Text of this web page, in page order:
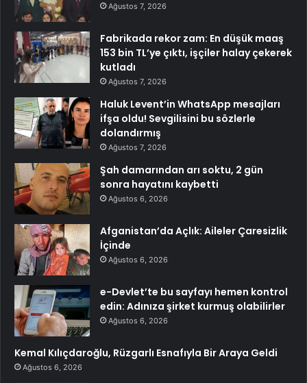
Ağustos 7, 2026
Fabrikada rekor zam: En düşük maaş
153 bin TL’ye çıktı, işçiler halay çekerek
kutladı
Ağustos 7, 2026
Haluk Levent’in WhatsApp mesajları
ifşa oldu! Sevgilisini bu sözlerle
dolandırmış
Ağustos 7, 2026
Şah damarından arı soktu, 2 gün
sonra hayatını kaybetti
Ağustos 6, 2026
Afganistan’da Açlık: Aileler Çaresizlik
İçinde
Ağustos 6, 2026
e-Devlet’te bu sayfayı hemen kontrol
edin: Adınıza şirket kurmuş olabilirler
Ağustos 6, 2026
Kemal Kılıçdaroğlu, Rüzgarlı Esnafıyla Bir Araya Geldi
Ağustos 6, 2026